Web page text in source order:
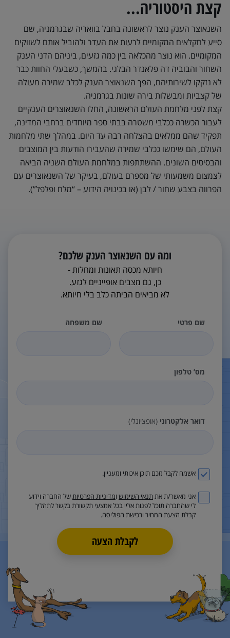
קצת היסטוריה...
השנאוצר הענק נוצר לראשונה בחבל בוואריה שבגרמניה, שם
סייע לחקלאים המקומיים לרעות את העדר ולהוביל אותם לשווקים
המקומיים. הוא נוצר מהכלאה בין כמה גזעים, ביניהם הדני הענק
השחור והבוביה דה פלאנדר הבלגי. בהמשך, כשבעלי החוות כבר
לא נזקקו לשירותיהם, הפך השנאוצר הענק לכלב שמירה מעולה
של קצביות ומבשלות בירה שונות בגרמניה.
קצת לפני מלחמת העולם הראשונה, החלו השנאוצרים הענקיים
לעבור הכשרה ככלבי משטרה בבתי ספר מיוחדים ברחבי המדינה,
תפקיד שהם ממלאים בהצלחה רבה עד היום. במהלך שתי מלחמות
העולם, הם שימשו ככלבי שמירה שהעבירו הודעות בין המוצבים
והבסיסים השונים. ההשתתפות במלחמת העולם השניה הביאה
לצמצום משמעותי של מספרם בעולם, בעיקר של השנאוצרים עם
הפרווה בצבע שחור / לבן (או בכינויה הידוע – “מלח ופלפל”).
ומה עם השנאוצר הענק שלכם?
חיותא מכסה תאונות ומחלות -
כן, גם מצבים אופייניים לגזע.
לא מביאים הביתה כלב בלי חיותא.
שם פרטי שם משפחה
מס’ טלפון
דואר אלקטרוני (אופציונלי)
אשמח לקבל מכם תוכן איכותי ומעניין.
אני מאשר/ת אתתנאי השימוש ומדיניות הפרטיותשל החברה וידוע
לי שהחברה תוכל לפנות אליי בכל אמצעי תקשורת בקשר לתהליך
קבלת הצעת המחיר ורכישת הפוליסה.
לקבלת הצעה